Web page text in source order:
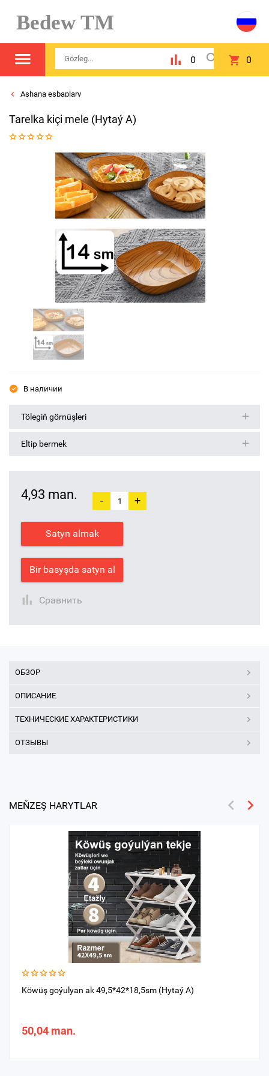
Bedew TM
0 0
Aşhana esbaplary
Tarelka kiçi mele (Hytaý A)
В наличии
Tölegiň görnüşleri
Eltip bermek
4,93 man. - +
Satyn almak
Bir basyşda satyn al
Сравнить
ОБЗОР
ОПИСАНИЕ
ТЕХНИЧЕСКИЕ ХАРАКТЕРИСТИКИ
ОТЗЫВЫ
MEŇZEŞ HARYTLAR
Köwüş goýulyan ak 49,5*42*18,5sm (Hytaý A)
50,04 man.